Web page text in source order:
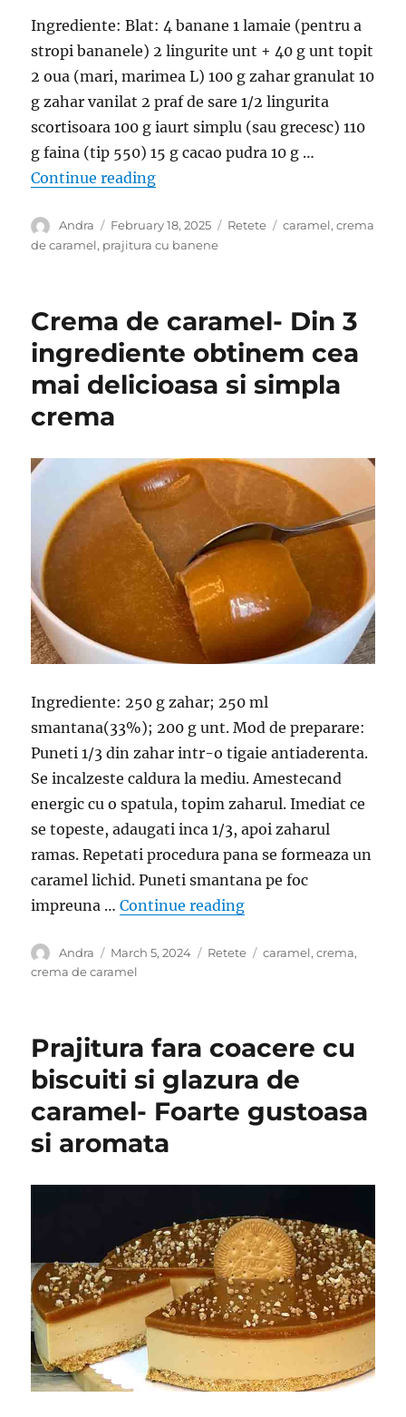
Ingrediente: Blat: 4 banane 1 lamaie (pentru a
stropi bananele) 2 lingurite unt + 40 g unt topit
2 oua (mari, marimea L) 100 g zahar granulat 10
g zahar vanilat 2 praf de sare 1/2 lingurita
scortisoara 100 g iaurt simplu (sau grecesc) 110
g faina (tip 550) 15 g cacao pudra 10 g …
Continue reading“Prajitura cu banane si crema de
Author
Andra
Posted
on
February 18, 2025 Categories
Retete Tags
caramel,crema
de caramel, prajitura cu banene
Crema de caramel- Din 3
ingrediente obtinem cea
mai delicioasa si simpla
crema
Ingrediente: 250 g zahar; 250 ml
smantana(33%); 200 g unt. Mod de preparare:
Puneti 1/3 din zahar intr-o tigaie antiaderenta.
Se incalzeste caldura la mediu. Amestecand
energic cu o spatula, topim zaharul. Imediat ce
se topeste, adaugati inca 1/3, apoi zaharul
ramas. Repetati procedura pana se formeaza un
caramel lichid. Puneti smantana pe foc
impreuna …Continue reading“Crema de caramel-
Author
Andra
Posted
on
March 5, 2024 Categories
Retete Tags
caramel,crema,
crema de caramel
Prajitura fara coacere cu
biscuiti si glazura de
caramel- Foarte gustoasa
si aromata